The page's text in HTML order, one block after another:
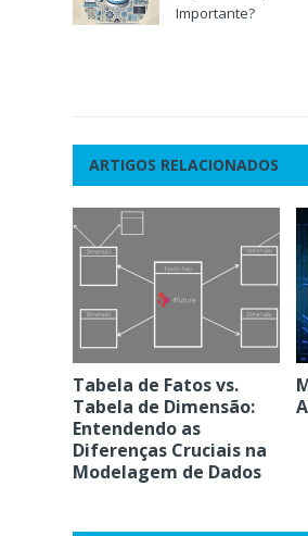
Importante?
ARTIGOS RELACIONADOS
Tabela de Fatos vs.
Tabela de Dimensão:
Entendendo as
Diferenças Cruciais na
Modelagem de Dados